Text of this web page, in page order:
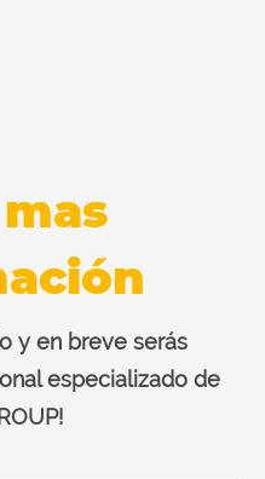
y en breve serás
especializado de